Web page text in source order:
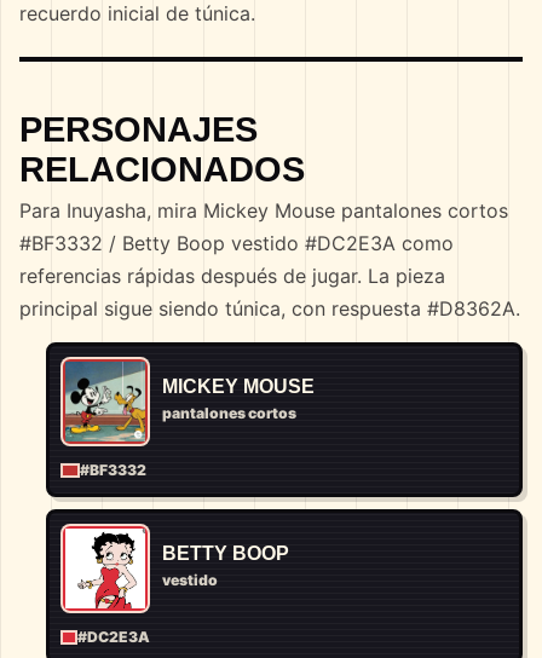
recuerdo inicial de túnica.
PERSONAJES
RELACIONADOS
Para Inuyasha, mira Mickey Mouse pantalones cortos
#BF3332 / Betty Boop vestido #DC2E3A como
referencias rápidas después de jugar. La pieza
principal sigue siendo túnica, con respuesta #D8362A.
MICKEY MOUSE
pantalones cortos
#BF3332
BETTY BOOP
vestido
#DC2E3A